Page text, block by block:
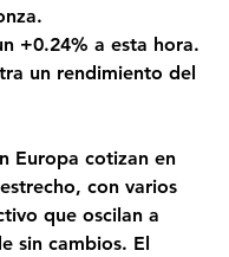
+0.24% a esta hora.
un rendimiento del
Europa cotizan en
con varios
que oscilan a
sin cambios. El